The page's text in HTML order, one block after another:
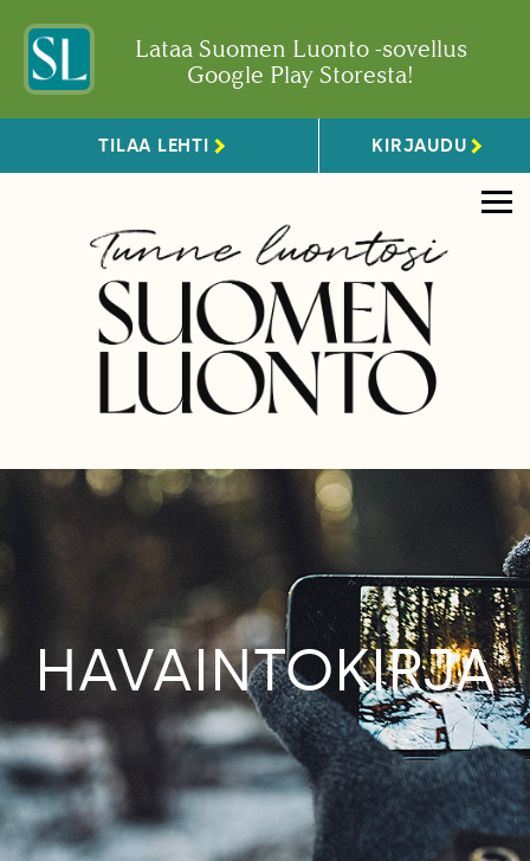
Lataa Suomen Luonto -sovellus
Google Play Storesta!
TILAA LEHTI KIRJAUDU
HAVAINTOKIRJA